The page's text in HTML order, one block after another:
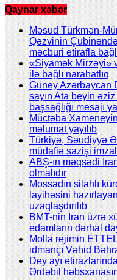
Qaynar xəbər
Məsud Türkmən-
Qəzvinin
məcburi etirafla
«Siyamək Mirzəyi»
ilə bağlı narahatlıq
Güney Azərbaycan
sayın Ata beyin
başsağlığı mesajı
Müctəba
məlumat yayılıb
Türkiyə, Səudiyyə
müdafiə sazişi
ABŞ-ın məqsədi
olmalıdır
Mossadın silahlı
layihəsini
uzaqlaşdırılıb
BMT-nin İran üzrə
edamların dərhal
Molla rejimin
idmançı Vəhid
Dey ayı
Ərdəbil